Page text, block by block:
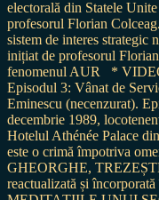
electorală din Statele Unite
profesorul Florian
sistem de interes strategic
inițiat de profesorul
fenomenul AUR
*
Episodul 3: Vânat de
Eminescu (necenzurat).
decembrie 1989,
Hotelul Athénée Palace
este o crimă împotriva
GHEORGHE,
reactualizată și